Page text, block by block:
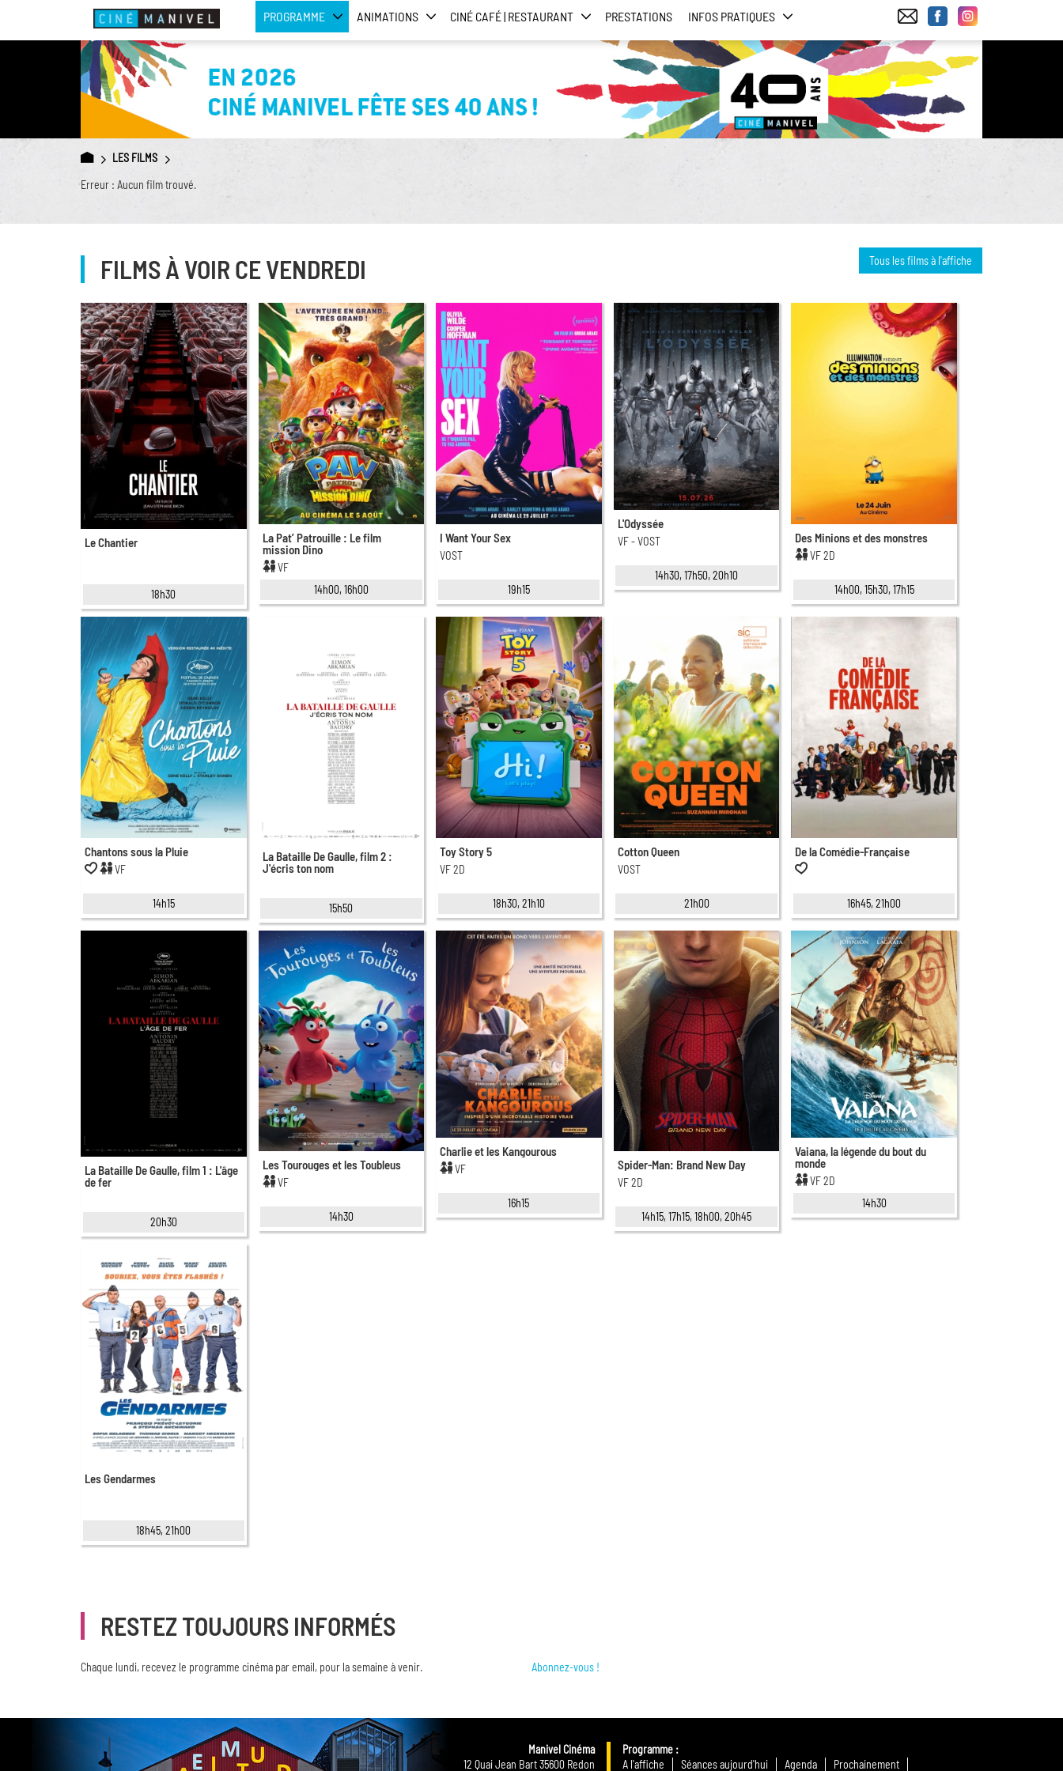
PROGRAMME ANIMATIONS CINÉ CAFÉ | RESTAURANT PRESTATIONS INFOS PRATIQUES
LES FILMS
Erreur : Aucun film trouvé.
Tous les films à l'affiche
FILMS À VOIR CE VENDREDI
Le Chantier
18h30
La Pat’ Patrouille : Le film
mission Dino
VF
14h00, 16h00
I Want Your Sex
VOST
19h15
L'Odyssée
VF - VOST
14h30, 17h50, 20h10
Des Minions et des monstres
VF 2D
14h00, 15h30, 17h15
Chantons sous la Pluie
VF
14h15
La Bataille De Gaulle, film 2 :
J'écris ton nom
15h50
Toy Story 5
VF 2D
18h30, 21h10
Cotton Queen
VOST
21h00
De la Comédie-Française
16h45, 21h00
La Bataille De Gaulle, film 1 : L'âge
de fer
20h30
Les Tourouges et les Toubleus
VF
14h30
Charlie et les Kangourous
VF
16h15
Spider-Man: Brand New Day
VF 2D
14h15, 17h15, 18h00, 20h45
Vaiana, la légende du bout du
monde
VF 2D
14h30
Les Gendarmes
18h45, 21h00
RESTEZ TOUJOURS INFORMÉS
Chaque lundi, recevez le programme cinéma par email, pour la semaine à venir. Abonnez-vous !
Manivel Cinéma
12 Quai Jean Bart 35600 Redon
Programme
A l'affiche
Séances aujourd'hui Agenda Prochainement